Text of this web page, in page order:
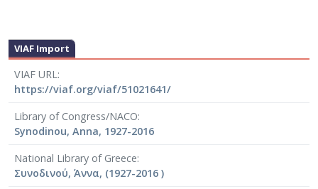
VIAF Import
VIAF URL
https://viaf.org/viaf/51021641/
Library of Congress/NACO
Synodinou, Anna, 1927-2016
National Library of Greece
Συνοδινού, Άννα, (1927-2016 )